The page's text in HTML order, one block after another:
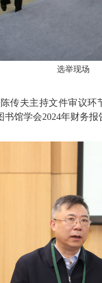
选举现场
传夫主持文件审议
馆学会2024年财务